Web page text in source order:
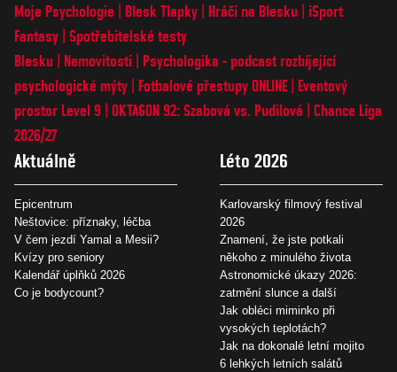
Moje Psychologie Blesk Tlapky Hráči na Blesku
iSport
Fantasy Spotřebitelské testy
Blesku
Nemovitosti
Psychologika - podcast rozbíjející
psychologické mýty
Fotbalové přestupy ONLINE
Eventový
prostor Level 9 OKTAGON 92: Szabová vs. Pudilová
Chance Liga
2026/27
Aktuálně
Epicentrum
Neštovice: příznaky, léčba
V čem jezdí Yamal a Mesii?
Kvízy pro seniory
Kalendář úplňků 2026
Co je bodycount?
Léto 2026
Karlovarský filmový festival
2026
Znamení, že jste potkali
někoho z minulého života
Astronomické úkazy 2026:
zatmění slunce a další
Jak obléci miminko při
vysokých teplotách?
Jak na dokonalé letní mojito
6 lehkých letních salátů